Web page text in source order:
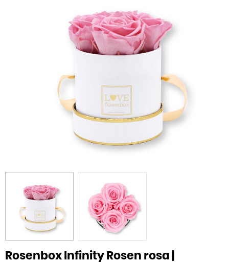
Rosenbox Infinity Rosen rosa |